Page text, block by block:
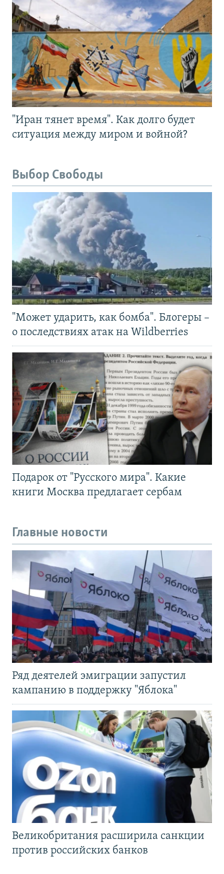
"Иран тянет время". Как долго будет
ситуация между миром и войной?
Выбор Свободы
"Может ударить, как бомба". Блогеры –
о последствиях атак на Wildberries
Подарок от "Русского мира". Какие
книги Москва предлагает сербам
Главные новости
Ряд деятелей эмиграции запустил
кампанию в поддержку "Яблока"
Великобритания расширила санкции
против российских банков